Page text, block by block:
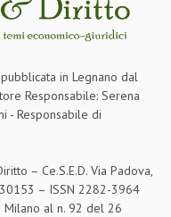
in Legnano dal
Responsabile: Serena
- Responsabile di
– Ce.S.E.D. Via Padova,
– ISSN 2282-3964
Milano al n. 92 del 26